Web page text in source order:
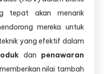
tepat akan menarik
mereka untuk
yang efektif dalam
dan penawaran
nilai tambah